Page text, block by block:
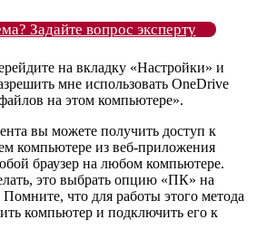
Задайте вопрос эксперту
на вкладку «Настройки» и
мне использовать OneDrive
на этом компьютере».
вы можете получить доступ к
компьютере из веб-приложения
браузер на любом компьютере.
это выбрать опцию «ПК» на
что для работы этого метода
компьютер и подключить его к